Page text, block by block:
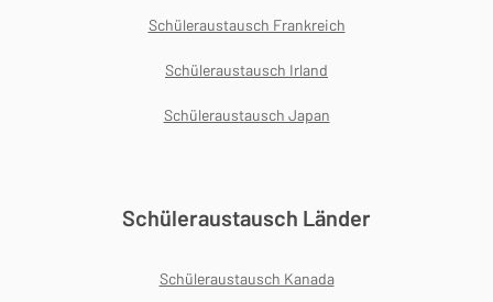
Schüleraustausch Frankreich
Schüleraustausch Irland
Schüleraustausch Japan
Schüleraustausch Länder
Schüleraustausch Kanada